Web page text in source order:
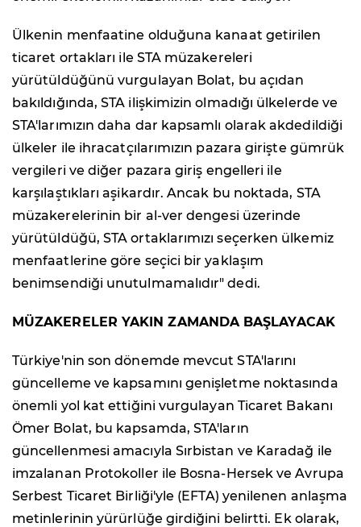
Ülkenin menfaatine olduğuna kanaat getirilen
ticaret ortakları ile STA müzakereleri
yürütüldüğünü vurgulayan Bolat, bu açıdan
bakıldığında, STA ilişkimizin olmadığı ülkelerde ve
STA'larımızın daha dar kapsamlı olarak akdedildiği
ülkeler ile ihracatçılarımızın pazara girişte gümrük
vergileri ve diğer pazara giriş engelleri ile
karşılaştıkları aşikardır. Ancak bu noktada, STA
müzakerelerinin bir al-ver dengesi üzerinde
yürütüldüğü, STA ortaklarımızı seçerken ülkemiz
menfaatlerine göre seçici bir yaklaşım
benimsendiği unutulmamalıdır" dedi.
MÜZAKERELER YAKIN ZAMANDA BAŞLAYACAK
Türkiye'nin son dönemde mevcut STA'larını
güncelleme ve kapsamını genişletme noktasında
önemli yol kat ettiğini vurgulayan Ticaret Bakanı
Ömer Bolat, bu kapsamda, STA'ların
güncellenmesi amacıyla Sırbistan ve Karadağ ile
imzalanan Protokoller ile Bosna-Hersek ve Avrupa
Serbest Ticaret Birliği'yle (EFTA) yenilenen anlaşma
metinlerinin yürürlüğe girdiğini belirtti. Ek olarak,